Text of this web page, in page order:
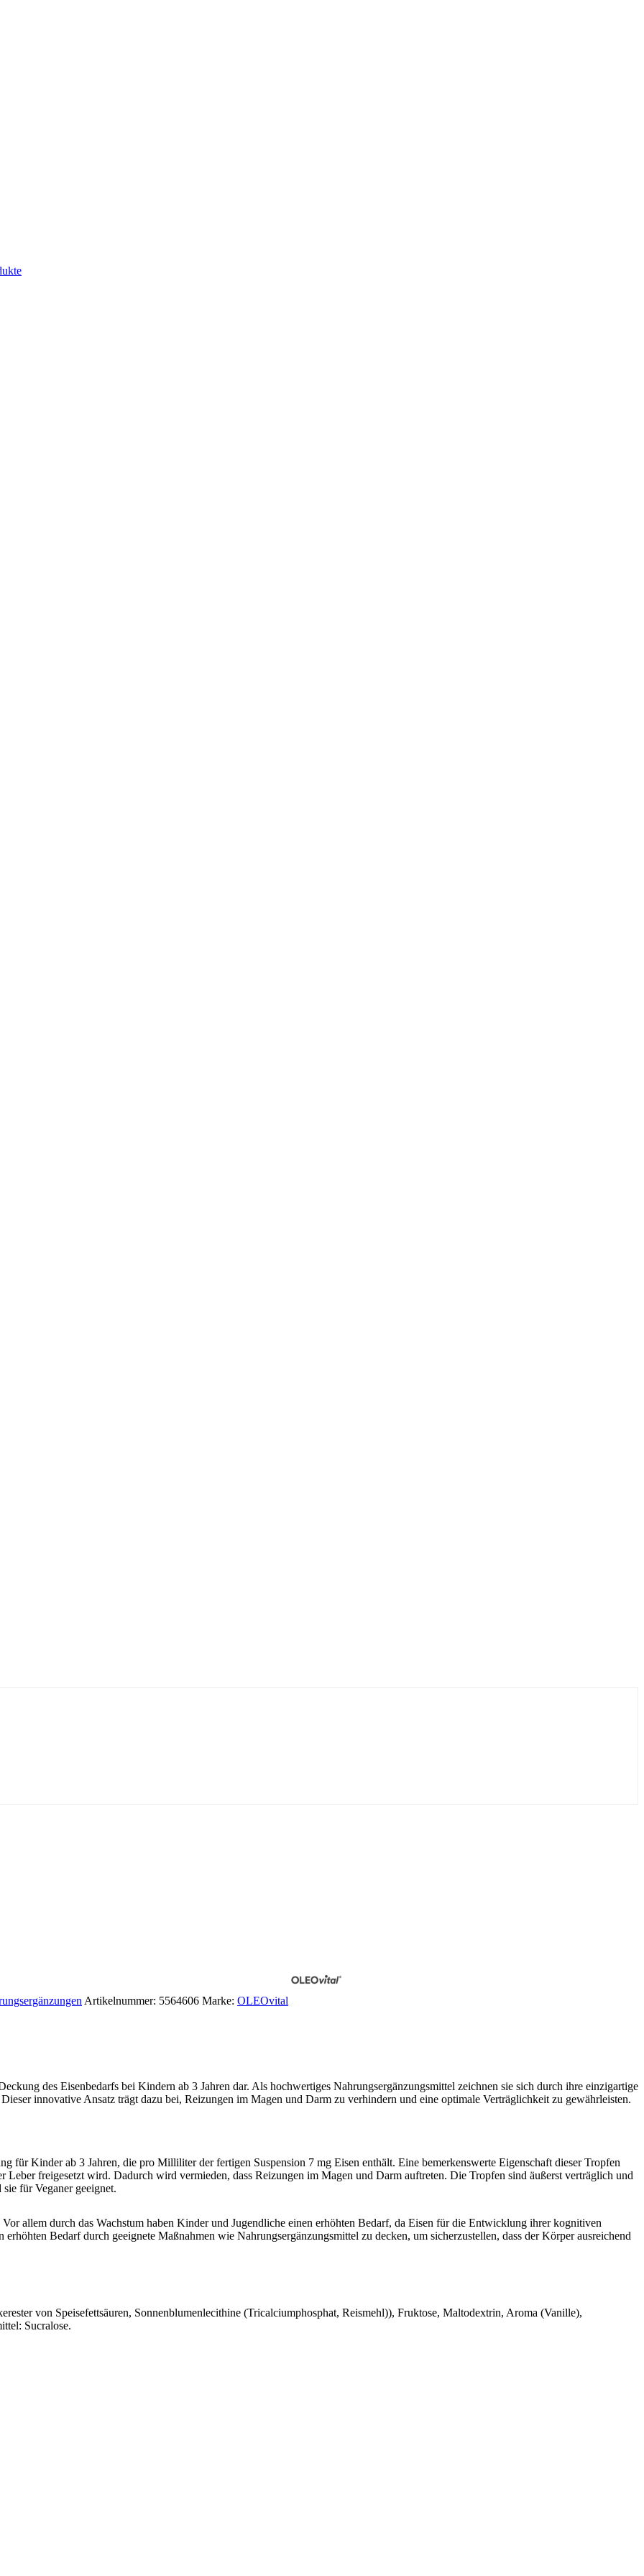
Artikelnummer: 5564606 Marke: OLEOvital
des Eisenbedarfs bei Kindern ab 3 Jahren dar. Als hochwertiges Nahrungsergänzungsmittel zeichnen sie sich durch ihre einzigartige
innovative Ansatz trägt dazu bei, Reizungen im Magen und Darm zu verhindern und eine optimale Verträglichkeit zu gewährleisten.
Kinder ab 3 Jahren, die pro Milliliter der fertigen Suspension 7 mg Eisen enthält. Eine bemerkenswerte Eigenschaft dieser Tropfen
freigesetzt wird. Dadurch wird vermieden, dass Reizungen im Magen und Darm auftreten. Die Tropfen sind äußerst verträglich und
für Veganer geeignet.
allem durch das Wachstum haben Kinder und Jugendliche einen erhöhten Bedarf, da Eisen für die Entwicklung ihrer kognitiven
Bedarf durch geeignete Maßnahmen wie Nahrungsergänzungsmittel zu decken, um sicherzustellen, dass der Körper ausreichend
von Speisefettsäuren, Sonnenblumenlecithine (Tricalciumphosphat, Reismehl)), Fruktose, Maltodextrin, Aroma (Vanille),
Sucralose.